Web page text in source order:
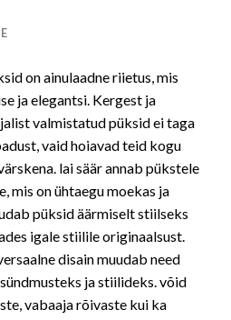
on ainulaadne riietus, mis
ja elegantsi. Kergest ja
valmistatud püksid ei taga
vaid hoiavad teid kogu
lai säär annab pükstele
mis on ühtaegu moekas ja
püksid äärmiselt stiilseks
igale stiilile originaalsust.
disain muudab need
ja stiilideks. võid
vabaaja rõivaste kui ka